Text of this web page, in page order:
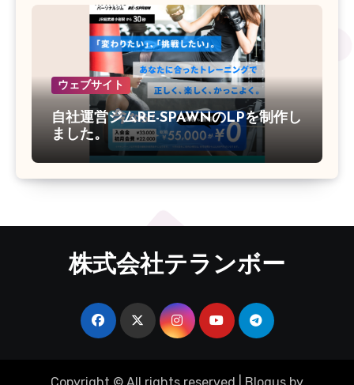
ウェブサイト
自社運営ジムRE-SPAWNのLPを制作し
ました。
株式会社テランボー